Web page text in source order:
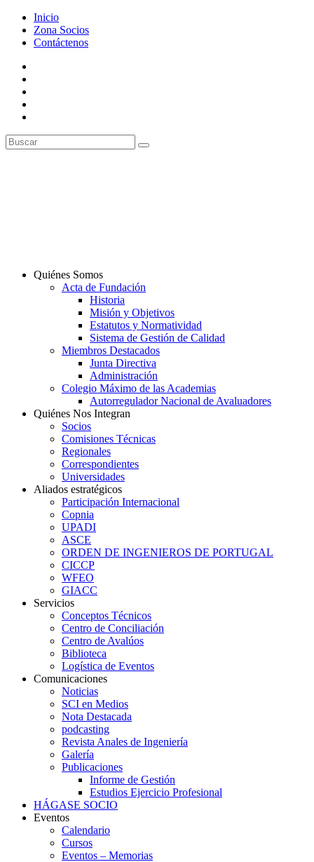
Inicio
Zona Socios
Contáctenos
Quiénes Somos
Acta de Fundación
Historia
Misión y Objetivos
Estatutos y Normatividad
Sistema de Gestión de Calidad
Miembros Destacados
Junta Directiva
Administración
Colegio Máximo de las Academias
Autorregulador Nacional de Avaluadores
Quiénes Nos Integran
Socios
Comisiones Técnicas
Regionales
Correspondientes
Universidades
Aliados estratégicos
Participación Internacional
Copnia
UPADI
ASCE
ORDEN DE INGENIEROS DE PORTUGAL
CICCP
WFEO
GIACC
Servicios
Conceptos Técnicos
Centro de Conciliación
Centro de Avalúos
Biblioteca
Logística de Eventos
Comunicaciones
Noticias
SCI en Medios
Nota Destacada
podcasting
Revista Anales de Ingeniería
Galería
Publicaciones
Informe de Gestión
Estudios Ejercicio Profesional
HÁGASE SOCIO
Eventos
Calendario
Cursos
Eventos – Memorias